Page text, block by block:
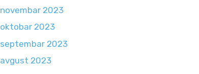
novembar 2023
oktobar 2023
septembar 2023
avgust 2023